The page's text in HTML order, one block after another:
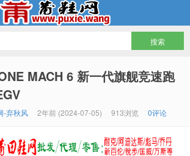
MACH 6 新一代旗舰竞速跑
-弃秋风 2年前 (2024-07-05) 913浏览 0评论